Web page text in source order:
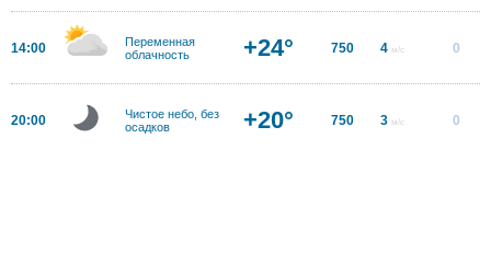
14:00
Переменная
облачность
+24° 750 4 м/с 0
20:00
Чистое небо, без
осадков
+20° 750 3 м/с 0